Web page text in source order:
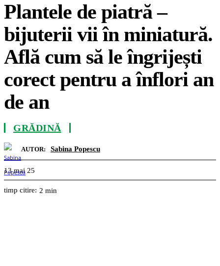
Plantele de piatră –
bijuterii vii în miniatură.
Află cum să le îngrijești
corect pentru a înflori an
de an
GRĂDINĂ
AUTOR: Sabina Popescu
13 mai 25
timp citire: 2 min